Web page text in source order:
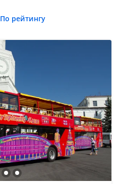
По рейтингу